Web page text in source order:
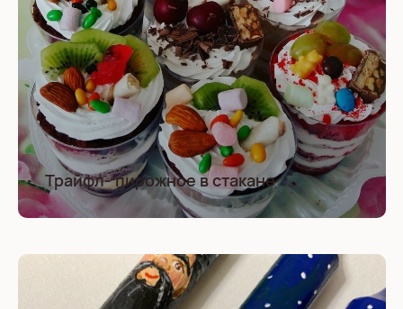
Трайфл- пирожное в стакане